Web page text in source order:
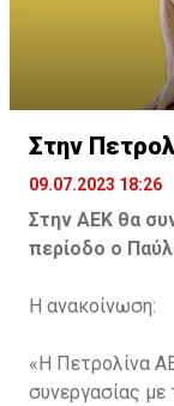
Στην
09.07.2023 18:26
Στην ΑΕΚ θα
περίοδο ο
Η ανακοίνωση:
«Η Πετρολίνα
συνεργασίας με